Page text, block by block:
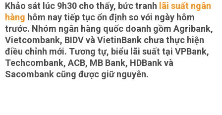
Khảo sát lúc 9h30 cho thấy, bức tranh lãi suất ngân
hàng hôm nay tiếp tục ổn định so với ngày hôm
trước. Nhóm ngân hàng quốc doanh gồm Agribank,
Vietcombank, BIDV và VietinBank chưa thực hiện
điều chỉnh mới. Tương tự, biểu lãi suất tại VPBank,
Techcombank, ACB, MB Bank, HDBank và
Sacombank cũng được giữ nguyên.